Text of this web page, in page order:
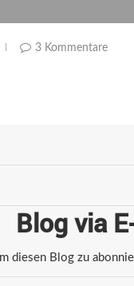
3 Kommentare
Blog via
diesen Blog zu